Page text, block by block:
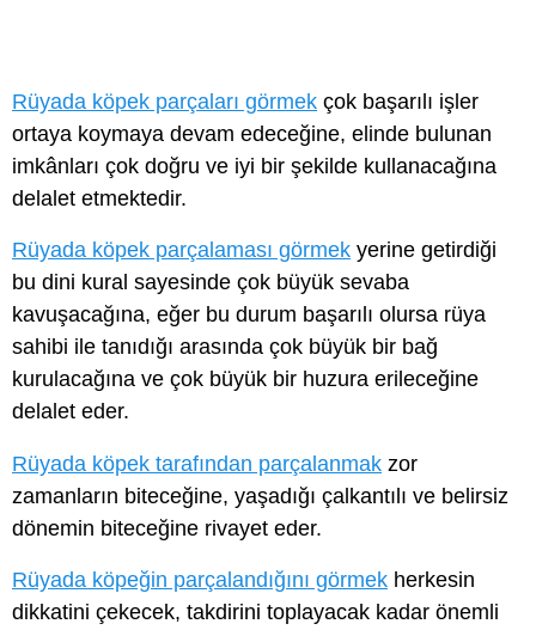
Rüyada köpek parçaları görmek çok başarılı işler
ortaya koymaya devam edeceğine, elinde bulunan
imkânları çok doğru ve iyi bir şekilde kullanacağına
delalet etmektedir.
Rüyada köpek parçalaması görmek yerine getirdiği
bu dini kural sayesinde çok büyük sevaba
kavuşacağına, eğer bu durum başarılı olursa rüya
sahibi ile tanıdığı arasında çok büyük bir bağ
kurulacağına ve çok büyük bir huzura erileceğine
delalet eder.
Rüyada köpek tarafından parçalanmak zor
zamanların biteceğine, yaşadığı çalkantılı ve belirsiz
dönemin biteceğine rivayet eder.
Rüyada köpeğin parçalandığını görmek herkesin
dikkatini çekecek, takdirini toplayacak kadar önemli